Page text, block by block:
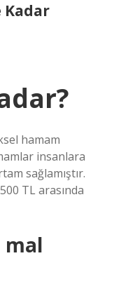
Kadar
hamam
insanlara
sağlamıştır.
TL arasında
mal